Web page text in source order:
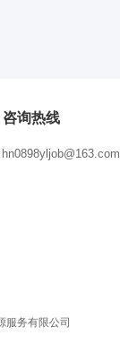
咨询热线
服务有限公司